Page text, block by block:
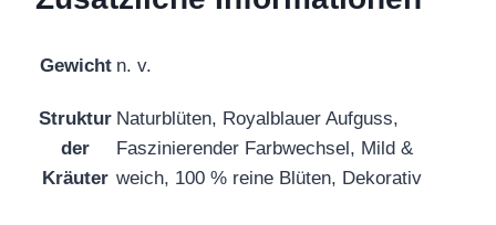
Gewicht n. v.
Struktur
der
Kräuter
Naturblüten, Royalblauer Aufguss,
Faszinierender Farbwechsel, Mild &
weich, 100 % reine Blüten, Dekorativ